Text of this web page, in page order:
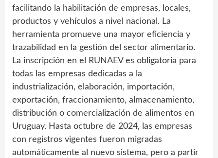
facilitando la habilitación de empresas, locales,
productos y vehículos a nivel nacional. La
herramienta promueve una mayor eficiencia y
trazabilidad en la gestión del sector alimentario.
La inscripción en el RUNAEV es obligatoria para
todas las empresas dedicadas a la
industrialización, elaboración, importación,
exportación, fraccionamiento, almacenamiento,
distribución o comercialización de alimentos en
Uruguay. Hasta octubre de 2024, las empresas
con registros vigentes fueron migradas
automáticamente al nuevo sistema, pero a partir